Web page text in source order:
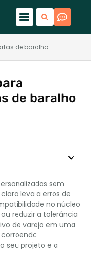
de baralho
de baralho
sem
leva a erros de
no núcleo
reduzir a tolerância
de varejo em uma
seu projeto e a